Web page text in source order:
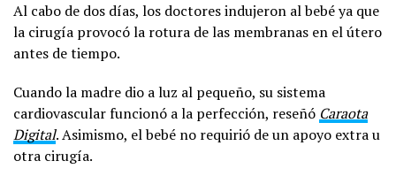
Al cabo de dos días, los doctores indujeron al bebé ya que
la cirugía provocó la rotura de las membranas en el útero
antes de tiempo.
Cuando la madre dio a luz al pequeño, su sistema
cardiovascular funcionó a la perfección, reseñó Caraota
Digital. Asimismo, el bebé no requirió de un apoyo extra u
otra cirugía.